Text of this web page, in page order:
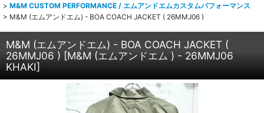
> M&M CUSTOM PERFORMANCE / エムアンドエムカスタムパフォーマンス
> M&M (エムアンドエム) - BOA COACH JACKET ( 26MMJ06 )
M&M (エムアンドエム) - BOA COACH JACKET (
26MMJ06 ) [M&M (エムアンドエム ) - 26MMJ06
KHAKI]